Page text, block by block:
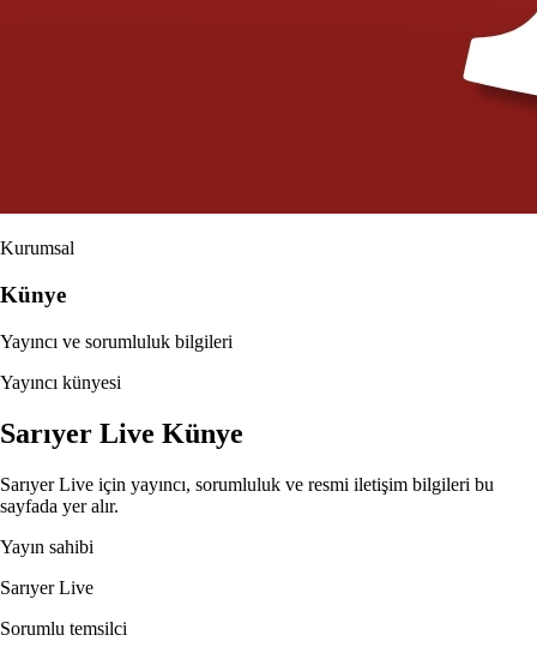
Kurumsal
Künye
Yayıncı ve sorumluluk bilgileri
Yayıncı künyesi
Sarıyer Live Künye
Sarıyer Live için yayıncı, sorumluluk ve resmi iletişim bilgileri bu
sayfada yer alır.
Yayın sahibi
Sarıyer Live
Sorumlu temsilci